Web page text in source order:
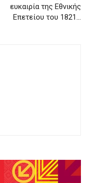
ευκαιρία της Εθνικής
Επετείου του 1821…